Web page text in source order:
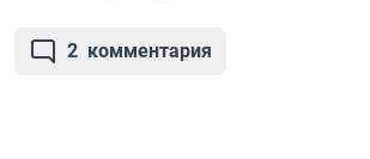
2 комментария